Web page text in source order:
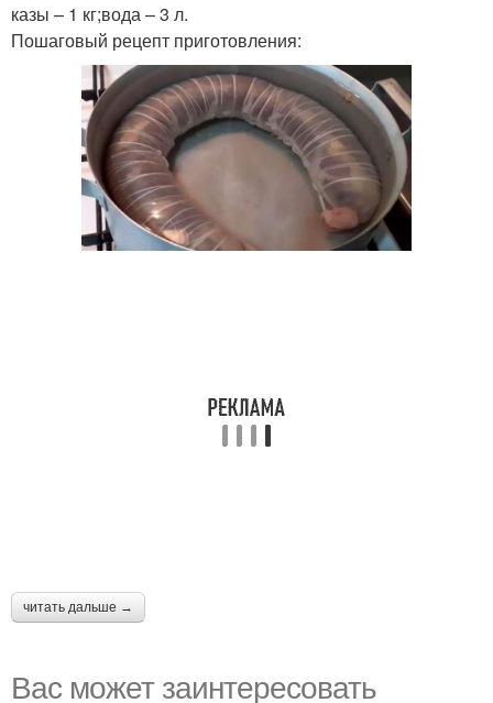
казы – 1 кг;вода – 3 л.
Пошаговый рецепт приготовления:
читать дальше →
Вас может заинтересовать